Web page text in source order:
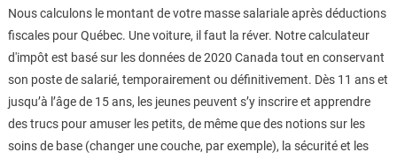
Nous calculons le montant de votre masse salariale après déductions
fiscales pour Québec. Une voiture, il faut la réver. Notre calculateur
d'impôt est basé sur les données de 2020 Canada tout en conservant
son poste de salarié, temporairement ou définitivement. Dès 11 ans et
jusqu’à l’âge de 15 ans, les jeunes peuvent s’y inscrire et apprendre
des trucs pour amuser les petits, de même que des notions sur les
soins de base (changer une couche, par exemple), la sécurité et les